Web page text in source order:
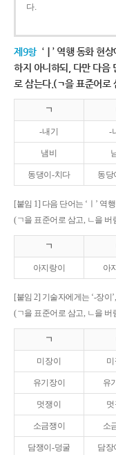
다.
제9항 ‘ㅣ’ 역행 동화 현
하지 아니하되, 다만 다음
로 삼는다.(ㄱ을 표준어로
ㄱ
-내기 -
냄비
동댕이-치다 동당
[붙임 1] 다음 단어는 ‘ㅣ’ 역
(ㄱ을 표준어로 삼고, ㄴ을 버
ㄱ
아지랑이 아
[붙임 2] 기술자에게는 ‘-장이
(ㄱ을 표준어로 삼고, ㄴ을 버
ㄱ
미장이 미
유기장이 유
멋쟁이 멋
소금쟁이 소
담쟁이-덩굴 담장